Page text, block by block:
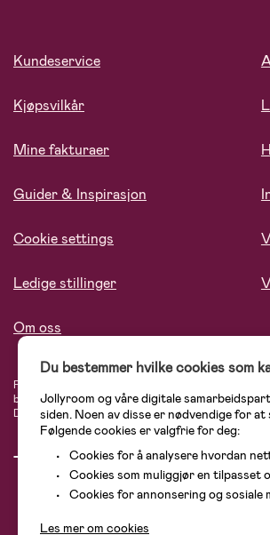
Kundeservice
Kjøpsvilkår
Mine fakturaer
Guider & Inspirasjon
Cookie settings
Ledige stillinger
Om oss
På Jollyroom.no finner du et stort utvalg av
blant annet barnevogner, bilstoler, klær til barn og
Didriksons, KidKraft, Ergobaby, Philips Avent,
Du bestemmer hvilke cookies som
Jollyroom og våre digitale
siden. Noen av disse er nødvendige for
Følgende cookies er valgfrie for deg:
Cookies for å analysere hvordan
Cookies som muliggjør en tilpasset
Cookies for annonsering og sosiale
Les mer om cookies